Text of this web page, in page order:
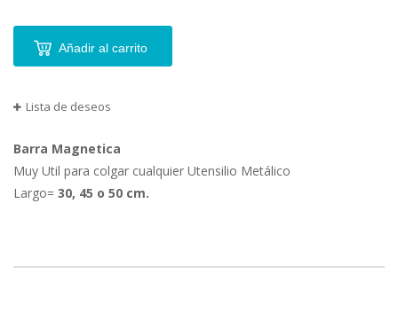
Añadir al carrito
Lista de deseos
Barra Magnetica
Muy Util para colgar cualquier Utensilio Metálico
Largo= 30, 45 o 50 cm.